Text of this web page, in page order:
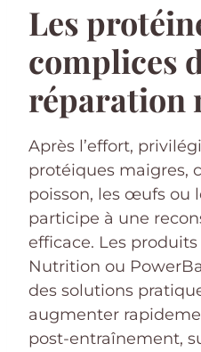
Les
complices
réparation
Après l’effort,
protéiques maigres,
poisson, les œufs ou
participe à une
efficace. Les
Nutrition ou
des solutions
augmenter
post-entraînement,